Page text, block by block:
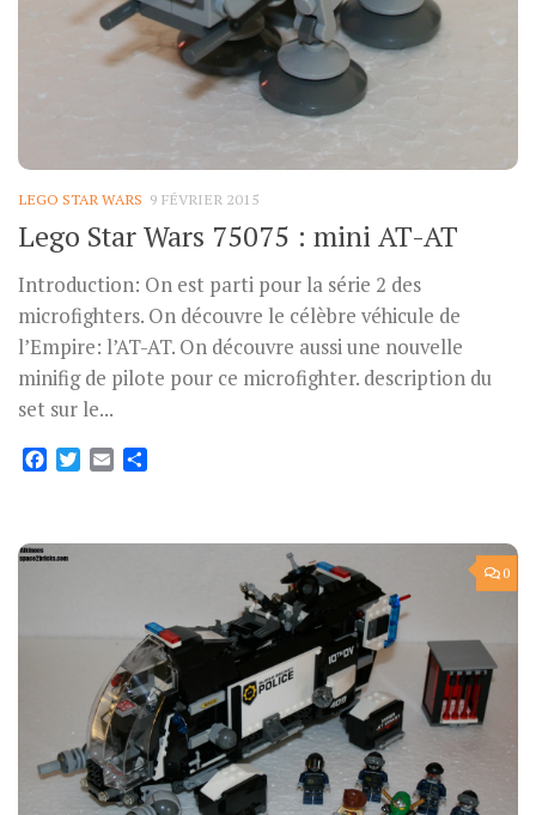
LEGO STAR WARS 9 FÉVRIER 2015
Lego Star Wars 75075 : mini AT-AT
Introduction: On est parti pour la série 2 des
microfighters. On découvre le célèbre véhicule de
l’Empire: l’AT-AT. On découvre aussi une nouvelle
minifig de pilote pour ce microfighter. description du
set sur le...
Facebook
Twitter
Email
0